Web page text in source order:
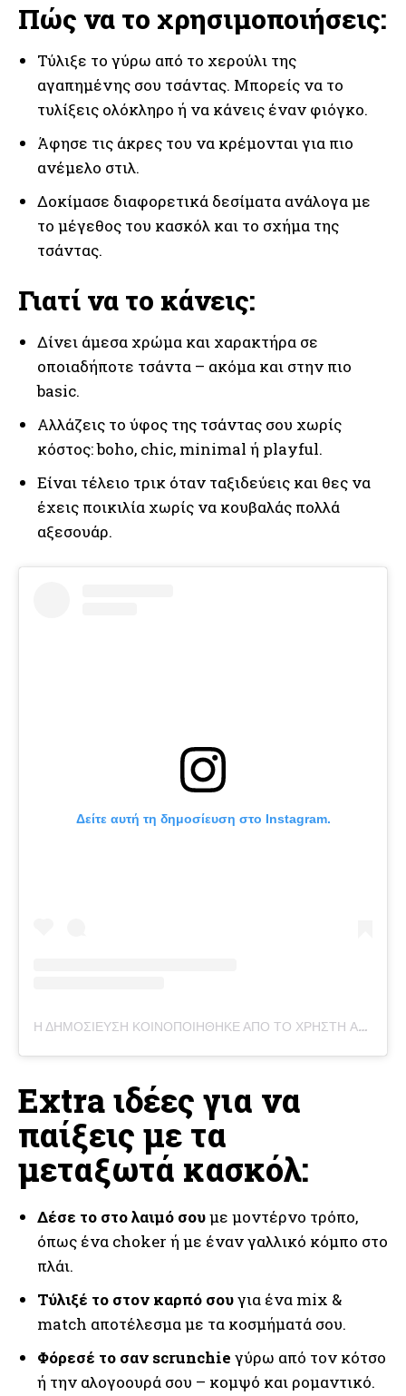
Πώς να το χρησιμοποιήσεις:
Τύλιξε το γύρω από το χερούλι της
αγαπημένης σου τσάντας. Μπορείς να το
τυλίξεις ολόκληρο ή να κάνεις έναν φιόγκο.
Άφησε τις άκρες του να κρέμονται για πιο
ανέμελο στιλ.
Δοκίμασε διαφορετικά δεσίματα ανάλογα με
το μέγεθος του κασκόλ και το σχήμα της
τσάντας.
Γιατί να το κάνεις:
Δίνει άμεσα χρώμα και χαρακτήρα σε
οποιαδήποτε τσάντα – ακόμα και στην πιο
basic.
Αλλάζεις το ύφος της τσάντας σου χωρίς
κόστος: boho, chic, minimal ή playful.
Είναι τέλειο τρικ όταν ταξιδεύεις και θες να
έχεις ποικιλία χωρίς να κουβαλάς πολλά
αξεσουάρ.
Δείτε αυτή τη δημοσίευση στο Instagram.
Η ΔΗΜΟΣΊΕΥΣΗ ΚΟΙΝΟΠΟΙΉΘΗΚΕ ΑΠΌ ΤΟ ΧΡΉΣΤΗ AMMZ BD (@AMMZBD)
Extra ιδέες για να
παίξεις με τα
μεταξωτά κασκόλ:
Δέσε το στο λαιμό σουμε μοντέρνο τρόπο,
όπως ένα choker ή με έναν γαλλικό κόμπο στο
πλάι.
Τύλιξέ το στον καρπό σουγια ένα mix &
match αποτέλεσμα με τα κοσμήματά σου.
Φόρεσέ το σαν scrunchie γύρω από τον κότσο
ή την αλογοουρά σου – κομψό και ρομαντικό.